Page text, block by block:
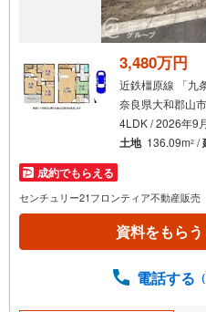
3,480万円
近鉄橿原線 「九
奈良県大和郡山
4LDK / 2026年9
土地 136.09m2 /
成約でもらえる
センチュリー21フロンティア不動産販
資料をもらう
電話する